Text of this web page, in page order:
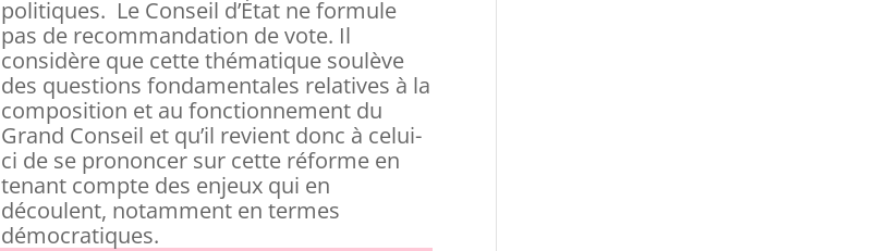
politiques. Le Conseil d’État ne formule
pas de recommandation de vote. Il
considère que cette thématique soulève
des questions fondamentales relatives à la
composition et au fonctionnement du
Grand Conseil et qu’il revient donc à celui-
ci de se prononcer sur cette réforme en
tenant compte des enjeux qui en
découlent, notamment en termes
démocratiques.